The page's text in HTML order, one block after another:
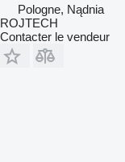
Pologne, Nądnia
ROJTECH
Contacter le vendeur